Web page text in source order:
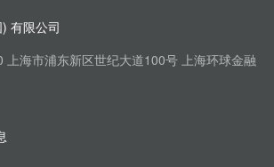
有限公司
上海市浦东新区世纪大道100号 上海环球金融